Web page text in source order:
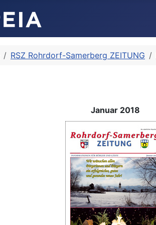
RSZ Rohrdorf-Samerberg ZEITUNG
Januar 2018